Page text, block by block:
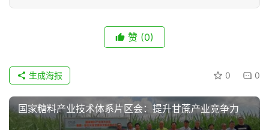
货
专
题
赞 (0)
0 0
生成海报
国家糖料产业技术体系片区会：提升甘蔗产业竞争力